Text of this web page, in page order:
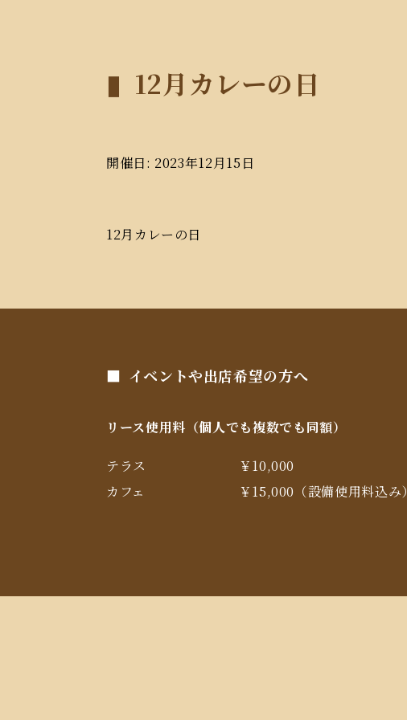
12月カレーの日
開催日: 2023年12月15日
12月カレーの日
イベントや出店希望の方へ
リース使用料（個人でも複数でも同額）
テラス
￥10,000
カフェ
￥15,000（設備使用料込み）